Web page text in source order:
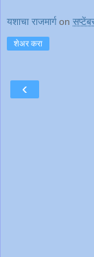
यशाचा राजमार्ग on
शेअर करा
‹